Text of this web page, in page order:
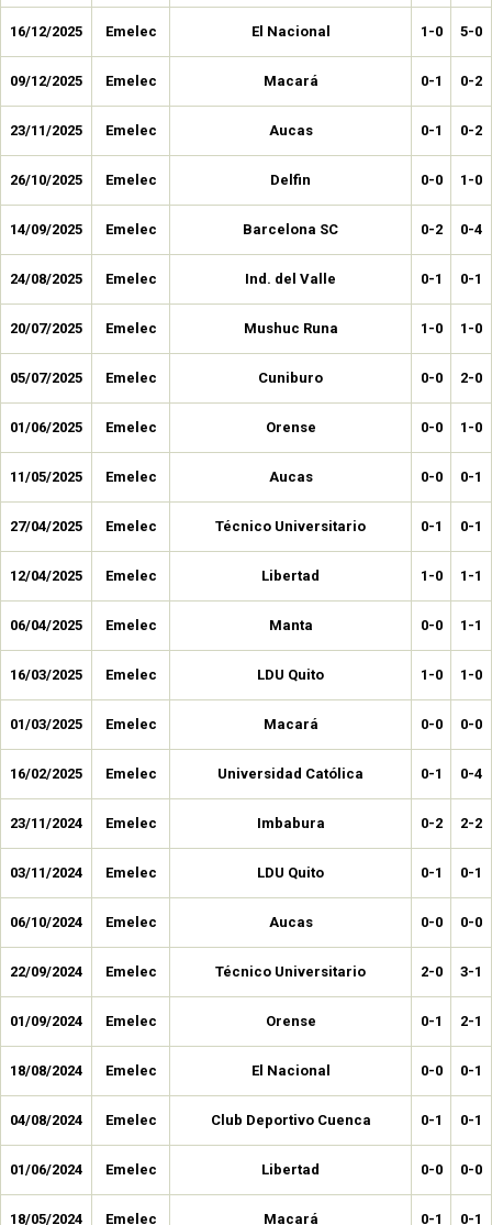
16/12/2025 Emelec El Nacional 1-0 5-0
09/12/2025 Emelec Macará 0-1 0-2
23/11/2025 Emelec Aucas 0-1 0-2
26/10/2025 Emelec Delfin 0-0 1-0
14/09/2025 Emelec Barcelona SC 0-2 0-4
24/08/2025 Emelec Ind. del Valle 0-1 0-1
20/07/2025 Emelec Mushuc Runa 1-0 1-0
05/07/2025 Emelec Cuniburo 0-0 2-0
01/06/2025 Emelec Orense 0-0 1-0
11/05/2025 Emelec Aucas 0-0 0-1
27/04/2025 Emelec Técnico Universitario 0-1 0-1
12/04/2025 Emelec Libertad 1-0 1-1
06/04/2025 Emelec Manta 0-0 1-1
16/03/2025 Emelec LDU Quito 1-0 1-0
01/03/2025 Emelec Macará 0-0 0-0
16/02/2025 Emelec Universidad Católica 0-1 0-4
23/11/2024 Emelec Imbabura 0-2 2-2
03/11/2024 Emelec LDU Quito 0-1 0-1
06/10/2024 Emelec Aucas 0-0 0-0
22/09/2024 Emelec Técnico Universitario 2-0 3-1
01/09/2024 Emelec Orense 0-1 2-1
18/08/2024 Emelec El Nacional 0-0 0-1
04/08/2024 Emelec Club Deportivo Cuenca 0-1 0-1
01/06/2024 Emelec Libertad 0-0 0-0
18/05/2024 Emelec Macará 0-1 0-1